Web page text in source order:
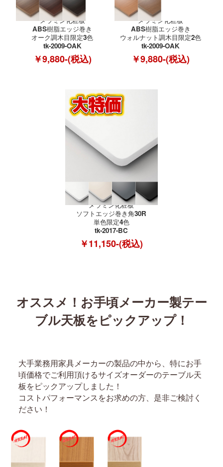
メラミン化粧板
ABS樹脂エッジ巻き
オーク調木目限定3色
tk-2009-OAK
￥9,880-(税込)
メラミン化粧板
ABS樹脂エッジ巻き
ウォルナット調木目限定2色
tk-2009-OAK
￥9,880-(税込)
メラミン化粧板
ソフトエッジ巻き角30R
単色限定4色
tk-2017-BC
￥11,150-(税込)
オススメ！お手頃メーカー製テー
ブル天板をピックアップ！
大手業務用家具メーカーの製品の中から、特にお手
頃価格でご利用頂けるサイズオーダーのテーブル天
板をピックアップしました！
コストパフォーマンスをお求めの方、是非ご検討く
ださい！